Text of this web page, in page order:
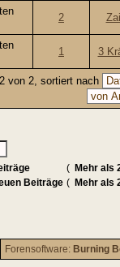
2
1 3
von 2, sortiert nach
( Mehr als
Beiträge ( Mehr als
Forensoftware: Burning